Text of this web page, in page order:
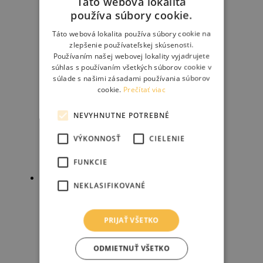
produkt
má
viacero
variantov.
Možnosti
si
môžete
vybrať
na
produktu.
€154.00€
Výber možnostíTento
používa súbory cookie.
Táto webová lokalita používa súbory cookie na
zlepšenie používateľskej skúsenosti.
Používaním našej webovej lokality vyjadrujete
súhlas s používaním všetkých súborov cookie v
súlade s našimi zásadami používania súborov
cookie. Prečítať viac
NEVYHNUTNE POTREBNÉ
VÝKONNOSŤ CIELENIE
FUNKCIE
NEKLASIFIKOVANÉ
PRIJAŤ VŠETKO
ODMIETNUŤ VŠETKO